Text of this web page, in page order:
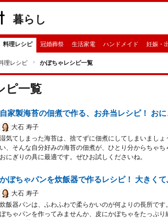
暮らし
料理レシピ 冠婚葬祭 生活家電 ハンドメイド 妊娠・
理レシピ かぼちゃレシピ一覧
ピ一覧
自家製海苔の佃煮で作る、お弁当レシピ！ お
大石 寿子
湿気てしまった海苔は、捨てずに佃煮にしてしまいまし
い、そんな自分好みの海苔の佃煮が、ひとり分からちゃち
おにぎりの具に最適です。ぜひお試しくださいね。
かぼちゃパンを炊飯器で作るレシピ！ 大きく
大石 寿子
炊飯器パンは、ふわふわで柔らかいのが何よりの長所で
ぼちゃパンを作ってみませんか、皮にかぼちゃをたっぷ